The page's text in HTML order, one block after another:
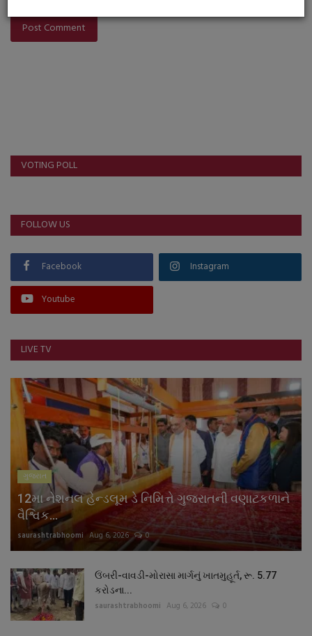
Post Comment
VOTING POLL
FOLLOW US
Facebook Instagram
Youtube
LIVE TV
ગુજરાત
12મા નેશનલ હેન્ડલૂમ ડે નિમિત્તે ગુજરાતની વણાટકળાને
વૈશ્વિક...
saurashtrabhoomi Aug 6, 2026 0
ઉંબરી-વાવડી-મોરાસા માર્ગનું ખાતમુહૂર્ત, રૂ. 5.77
કરોડના...
saurashtrabhoomi Aug 6, 2026 0